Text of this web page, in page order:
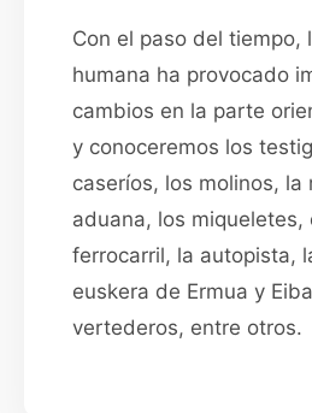
Con el paso del tiempo,
humana ha provocado
cambios en la parte
y conoceremos los
caseríos, los molinos, la
aduana, los miqueletes,
ferrocarril, la autopista,
euskera de Ermua y
vertederos, entre otros.